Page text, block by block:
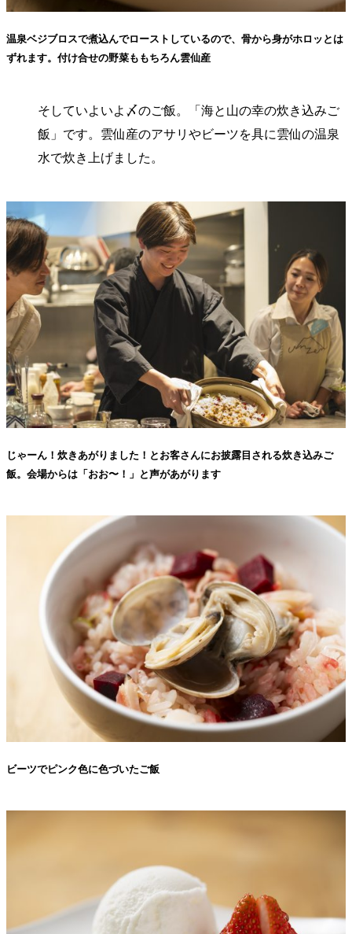
温泉ベジブロスで煮込んでローストしているので、骨から身がホロッとは
ずれます。付け合せの野菜ももちろん雲仙産
そしていよいよ〆のご飯。「海と山の幸の炊き込みご
飯」です。雲仙産のアサリやビーツを具に雲仙の温泉
水で炊き上げました。
じゃーん！炊きあがりました！とお客さんにお披露目される炊き込みご
飯。会場からは「おお〜！」と声があがります
ビーツでピンク色に色づいたご飯